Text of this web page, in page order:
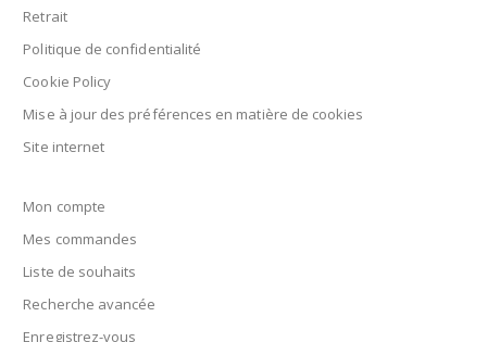
Retrait
Politique de confidentialité
Cookie Policy
Mise à jour des préférences en matière de cookies
Site internet
Mon compte
Mes commandes
Liste de souhaits
Recherche avancée
Enregistrez-vous